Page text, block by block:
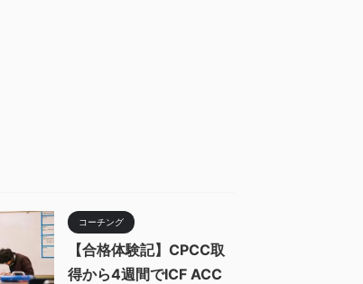
コーチング
【合格体験記】CPCC取
得から4週間でICF ACC